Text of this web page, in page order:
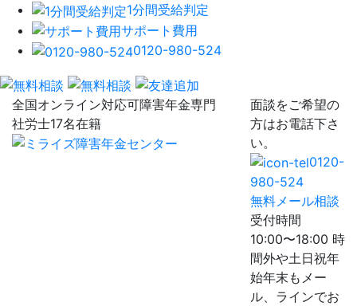
1分間受給判定
サポート費用
0120-980-524
全国オンライン対応可障害年金専門
社労士17名在籍
面談をご希望の
方はお電話下さ
い。
0120-
980-524
無料メール相談
受付時間
10:00〜18:00 時
間外や土日祝年
始年末もメー
ル、ラインでお